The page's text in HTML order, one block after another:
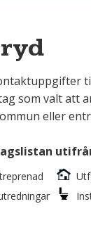
som valt att
eller